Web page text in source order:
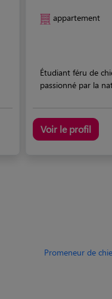
appartement
Étudiant féru de
passionné par la
Voir le profil
Promeneur de